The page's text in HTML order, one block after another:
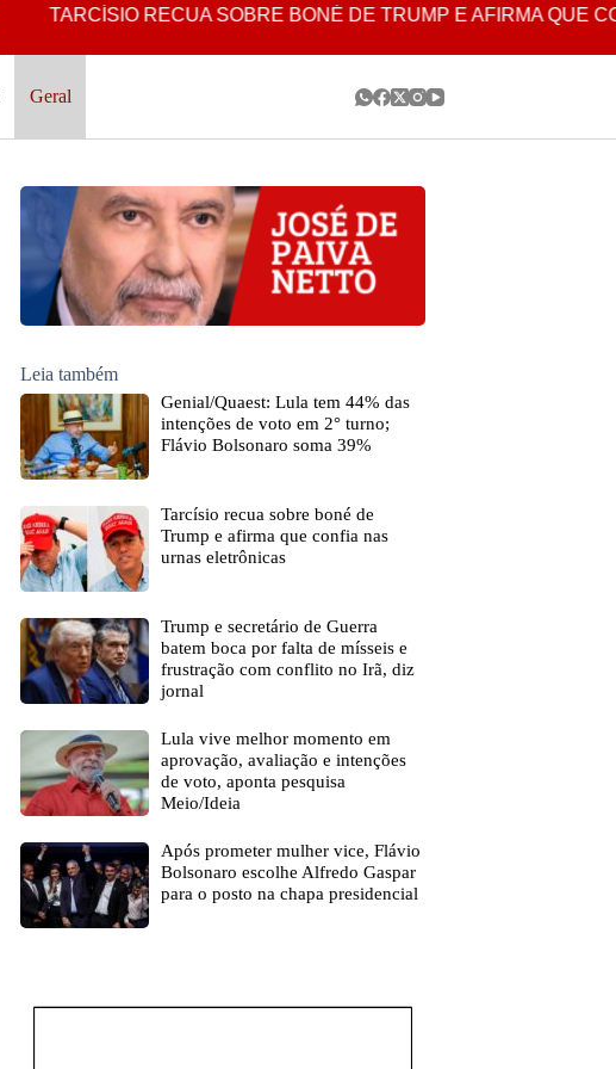
TARCÍSIO RECUA SOBRE BONÉ DE TRUMP E AFIRMA QUE
Geral
Leia também
Genial/Quaest: Lula tem 44% das
intenções de voto em 2° turno;
Flávio Bolsonaro soma 39%
Tarcísio recua sobre boné de
Trump e afirma que confia nas
urnas eletrônicas
Trump e secretário de Guerra
batem boca por falta de mísseis e
frustração com conflito no Irã, diz
jornal
Lula vive melhor momento em
aprovação, avaliação e intenções
de voto, aponta pesquisa
Meio/Ideia
Após prometer mulher vice, Flávio
Bolsonaro escolhe Alfredo Gaspar
para o posto na chapa presidencial